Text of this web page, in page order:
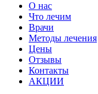
О нас
Что лечим
Врачи
Методы лечения
Цены
Отзывы
Контакты
АКЦИИ